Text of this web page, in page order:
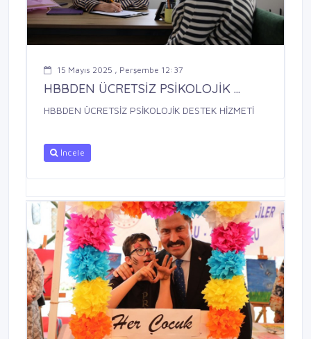
15 Mayıs 2025 , Perşembe 12:37
HBBDEN ÜCRETSİZ PSİKOLOJİK ...
HBBDEN ÜCRETSİZ PSİKOLOJİK DESTEK HİZMETİ
İncele